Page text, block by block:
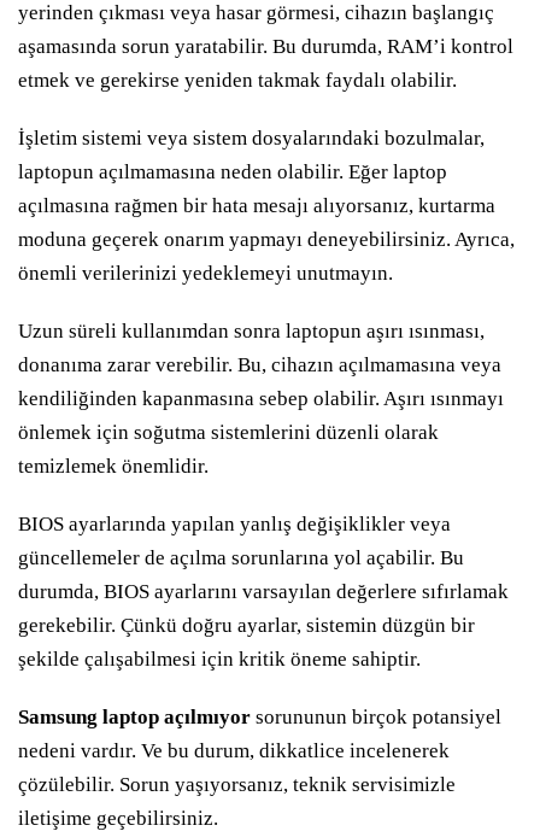
yerinden çıkması veya hasar görmesi, cihazın başlangıç
aşamasında sorun yaratabilir. Bu durumda, RAM’i kontrol
etmek ve gerekirse yeniden takmak faydalı olabilir.
İşletim sistemi veya sistem dosyalarındaki bozulmalar,
laptopun açılmamasına neden olabilir. Eğer laptop
açılmasına rağmen bir hata mesajı alıyorsanız, kurtarma
moduna geçerek onarım yapmayı deneyebilirsiniz. Ayrıca,
önemli verilerinizi yedeklemeyi unutmayın.
Uzun süreli kullanımdan sonra laptopun aşırı ısınması,
donanıma zarar verebilir. Bu, cihazın açılmamasına veya
kendiliğinden kapanmasına sebep olabilir. Aşırı ısınmayı
önlemek için soğutma sistemlerini düzenli olarak
temizlemek önemlidir.
BIOS ayarlarında yapılan yanlış değişiklikler veya
güncellemeler de açılma sorunlarına yol açabilir. Bu
durumda, BIOS ayarlarını varsayılan değerlere sıfırlamak
gerekebilir. Çünkü doğru ayarlar, sistemin düzgün bir
şekilde çalışabilmesi için kritik öneme sahiptir.
Samsung laptop açılmıyor sorununun birçok potansiyel
nedeni vardır. Ve bu durum, dikkatlice incelenerek
çözülebilir. Sorun yaşıyorsanız, teknik servisimizle
iletişime geçebilirsiniz.